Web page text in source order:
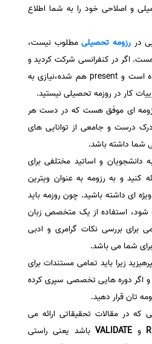
و اصلاحی خود را به شما اطلاع
در رزومه تحصیلیمطلوب نیست،
اگر در کنفرانسی شرکت کردید و
شده است و present هم شده،‌نیازی به
کار در روزمه تحصیلی نیستید.
ای موفق هست که در دست هر
درک درست و جامعی از توانایی های
داشته باشد.
دانشجویان و اساتید مختلفی برای
کنید و به رزومه به عنوان ویترین
ای داشته باشید. چون روزمه باید
شود، استفاده از یک متخصص زبان
برای بررسی نکات گرامری و ادبی
شما می باشد.
زیرا باید تمامی مستندات برای
و اگر دوره هایی تخصصی سپری کرده
تان قرار دهید.
که در مقالات تحقیقاتی ارائه می
و VALIDATEباشد یعنی راستی